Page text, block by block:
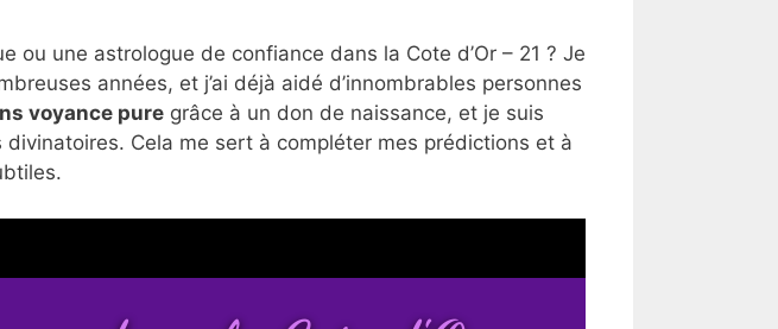
une astrologue de confiance dans la Cote d’Or – 21 ? Je
années, et j’ai déjà aidé d’innombrables personnes
voyance pure grâce à un don de naissance, et je suis
Cela me sert à compléter mes prédictions et à